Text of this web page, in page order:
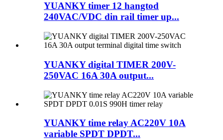
YUANKY timer 12 hangtod
240VAC/VDC din rail timer up...
YUANKY digital TIMER 200V-
250VAC 16A 30A output...
YUANKY time relay AC220V 10A
variable SPDT DPDT...